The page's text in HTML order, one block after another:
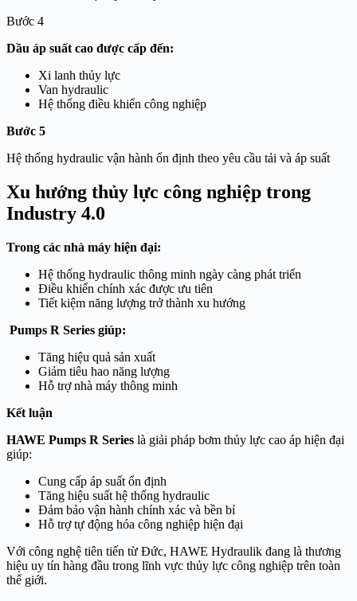
Bước 4
Dầu áp suất cao được cấp đến:
Xi lanh thủy lực
Van hydraulic
Hệ thống điều khiển công nghiệp
Bước 5
Hệ thống hydraulic vận hành ổn định theo yêu cầu tải và áp suất
Xu hướng thủy lực công nghiệp trong
Industry 4.0
Trong các nhà máy hiện đại:
Hệ thống hydraulic thông minh ngày càng phát triển
Điều khiển chính xác được ưu tiên
Tiết kiệm năng lượng trở thành xu hướng
Pumps R Series giúp:
Tăng hiệu quả sản xuất
Giảm tiêu hao năng lượng
Hỗ trợ nhà máy thông minh
Kết luận
HAWE Pumps R Series là giải pháp bơm thủy lực cao áp hiện đại
giúp:
Cung cấp áp suất ổn định
Tăng hiệu suất hệ thống hydraulic
Đảm bảo vận hành chính xác và bền bỉ
Hỗ trợ tự động hóa công nghiệp hiện đại
Với công nghệ tiên tiến từ Đức, HAWE Hydraulik đang là thương
hiệu uy tín hàng đầu trong lĩnh vực thủy lực công nghiệp trên toàn
thế giới.